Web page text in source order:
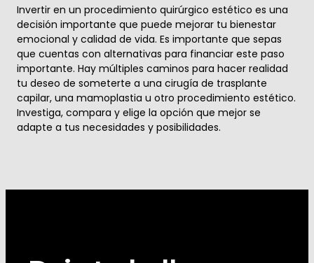
Invertir en un procedimiento quirúrgico estético es una
decisión importante que puede mejorar tu bienestar
emocional y calidad de vida. Es importante que sepas
que cuentas con alternativas para financiar este paso
importante. Hay múltiples caminos para hacer realidad
tu deseo de someterte a una cirugía de trasplante
capilar, una mamoplastia u otro procedimiento estético.
Investiga, compara y elige la opción que mejor se
adapte a tus necesidades y posibilidades.